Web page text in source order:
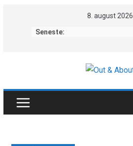
8. august 2026
Seneste: